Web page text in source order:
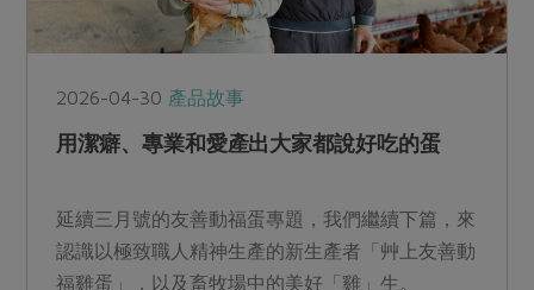
2026-04-30 產品故事
用潔癖、專業和愛產出大家都說好吃的蛋
延續三月號的友善動福蛋專題，我們繼續下篇，來
認識以極致職人精神生產的新生產者「艸上友善動
福雞蛋」，以及畜牧場中的美好「雞」生。